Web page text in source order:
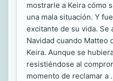
mostrarle a Keira cómo
una mala situación. Y
excitante de su vida. Se
Navidad cuando Matteo
Keira. Aunque se
resistiéndose al
momento de reclamar a